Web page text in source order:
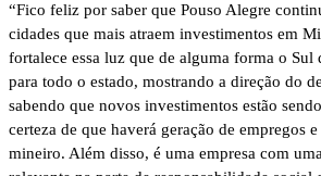
“Fico feliz por saber que Pouso Alegre
cidades que mais atraem investimentos em
fortalece essa luz que de alguma forma o Sul
para todo o estado, mostrando a direção do
sabendo que novos investimentos estão
certeza de que haverá geração de empregos
mineiro. Além disso, é uma empresa com